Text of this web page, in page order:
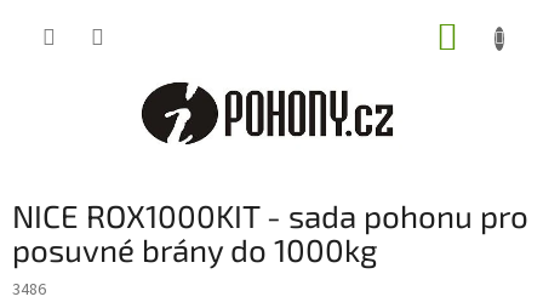
NICE ROX1000KIT - sada pohonu pro
posuvné brány do 1000kg
3486